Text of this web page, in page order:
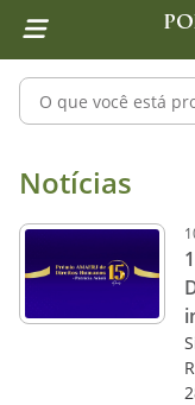
1 Ir para o conteúdo
2 Ir para a
4 Ir para o menu
5 Ir para a pesquisa
6 Ir para o rodapé
7 Ir para a página
Pesquisar
Notícias -
Notícias